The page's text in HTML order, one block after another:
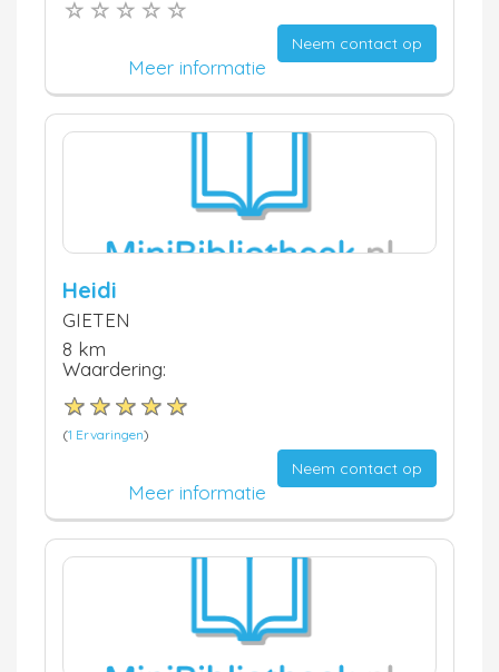
Neem contact op
Meer informatie
Heidi
GIETEN
8 km
Waardering:
(1 Ervaringen)
Neem contact op
Meer informatie